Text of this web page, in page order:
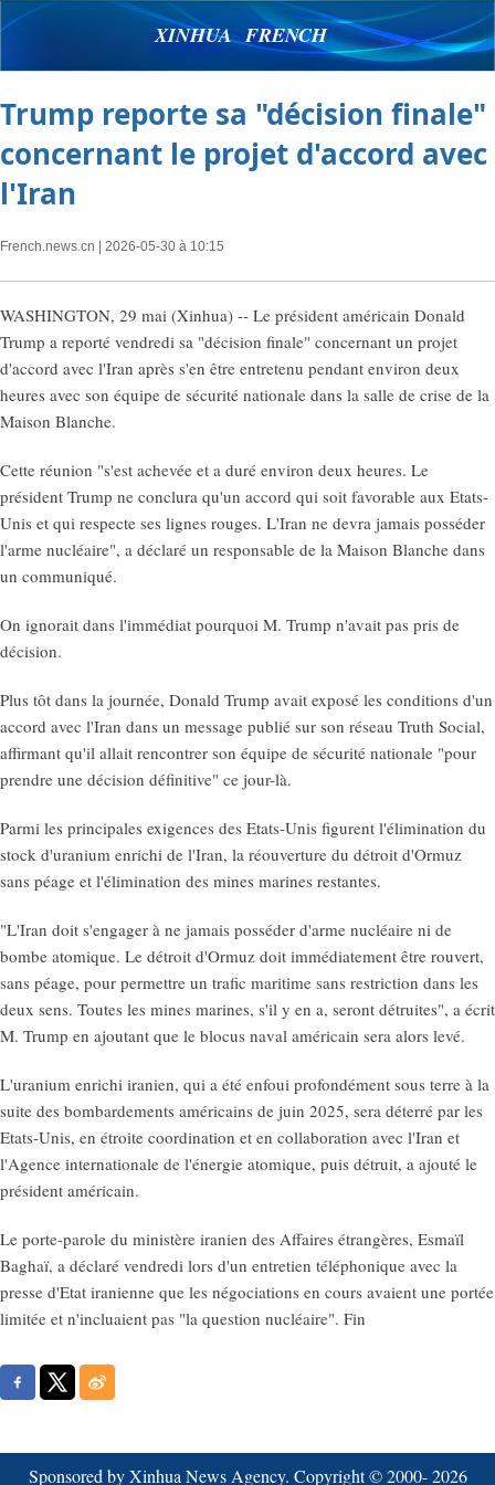
XINHUA FRENCH
Trump reporte sa "décision finale"
concernant le projet d'accord avec
l'Iran
French.news.cn | 2026-05-30 à 10:15
WASHINGTON, 29 mai (Xinhua) -- Le président américain Donald
Trump a reporté vendredi sa "décision finale" concernant un projet
d'accord avec l'Iran après s'en être entretenu pendant environ deux
heures avec son équipe de sécurité nationale dans la salle de crise de la
Maison Blanche.
Cette réunion "s'est achevée et a duré environ deux heures. Le
président Trump ne conclura qu'un accord qui soit favorable aux Etats-
Unis et qui respecte ses lignes rouges. L'Iran ne devra jamais posséder
l'arme nucléaire", a déclaré un responsable de la Maison Blanche dans
un communiqué.
On ignorait dans l'immédiat pourquoi M. Trump n'avait pas pris de
décision.
Plus tôt dans la journée, Donald Trump avait exposé les conditions d'un
accord avec l'Iran dans un message publié sur son réseau Truth Social,
affirmant qu'il allait rencontrer son équipe de sécurité nationale "pour
prendre une décision définitive" ce jour-là.
Parmi les principales exigences des Etats-Unis figurent l'élimination du
stock d'uranium enrichi de l'Iran, la réouverture du détroit d'Ormuz
sans péage et l'élimination des mines marines restantes.
"L'Iran doit s'engager à ne jamais posséder d'arme nucléaire ni de
bombe atomique. Le détroit d'Ormuz doit immédiatement être rouvert,
sans péage, pour permettre un trafic maritime sans restriction dans les
deux sens. Toutes les mines marines, s'il y en a, seront détruites", a écrit
M. Trump en ajoutant que le blocus naval américain sera alors levé.
L'uranium enrichi iranien, qui a été enfoui profondément sous terre à la
suite des bombardements américains de juin 2025, sera déterré par les
Etats-Unis, en étroite coordination et en collaboration avec l'Iran et
l'Agence internationale de l'énergie atomique, puis détruit, a ajouté le
président américain.
Le porte-parole du ministère iranien des Affaires étrangères, Esmaïl
Baghaï, a déclaré vendredi lors d'un entretien téléphonique avec la
presse d'Etat iranienne que les négociations en cours avaient une portée
limitée et n'incluaient pas "la question nucléaire". Fin
Sponsored by Xinhua News Agency. Copyright © 2000-2026